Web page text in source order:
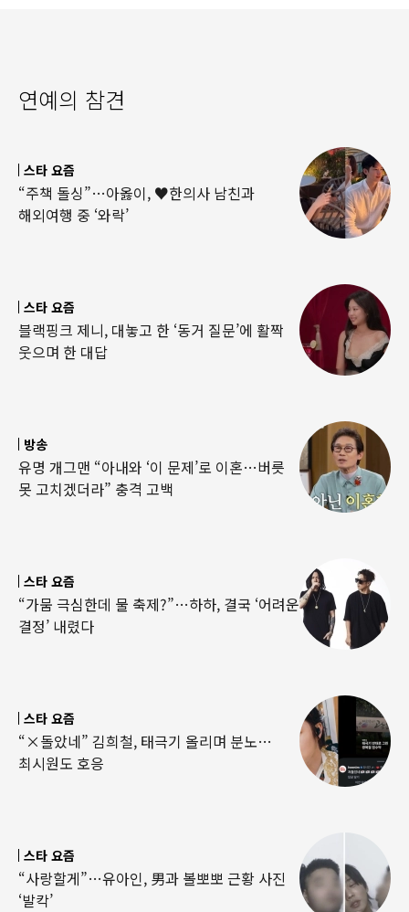
연예의 참견
스타 요즘
“주책 돌싱”…아옳이, ♥한의사 남친과
해외여행 중 ‘와락’
스타 요즘
블랙핑크 제니, 대놓고 한 ‘동거 질문’에 활짝
웃으며 한 대답
방송
유명 개그맨 “아내와 ‘이 문제’로 이혼…버릇
못 고치겠더라” 충격 고백
스타 요즘
“가뭄 극심한데 물 축제?”…하하, 결국 ‘어려운
결정’ 내렸다
스타 요즘
“×돌았네” 김희철, 태극기 올리며 분노…
최시원도 호응
스타 요즘
“사랑할게”…유아인, 男과 볼뽀뽀 근황 사진
‘발칵’